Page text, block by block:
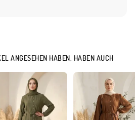
ANGESEHEN HABEN, HABEN AUCH